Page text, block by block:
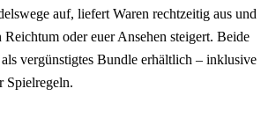
auf, liefert Waren rechtzeitig aus und
Reichtum oder euer Ansehen steigert. Beide
vergünstigtes Bundle erhältlich – inklusive
Spielregeln.